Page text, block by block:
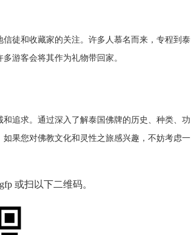
徒和收藏家的关注。许多人慕名而来，专程到泰
游客会将其作为礼物带回家。
追求。通过深入了解泰国佛牌的历史、种类、功
果您对佛教文化和灵性之旅感兴趣，不妨考虑一
或扫以下二维码。